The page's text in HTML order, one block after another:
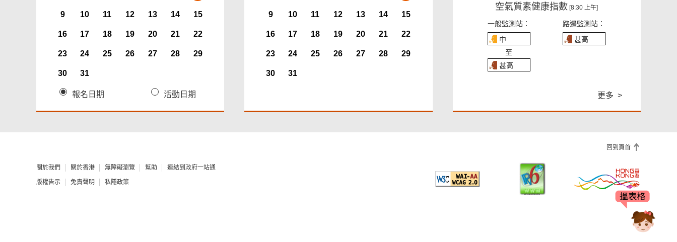
9 10 11 12 13 14 15
16 17 18 19 20 21 22
23 24 25 26 27 28 29
30 31
報名日期 活動日期
9 10 11 12 13 14 15
16 17 18 19 20 21 22
23 24 25 26 27 28 29
30 31
空氣質素健康指數 [8:30 上午]
一般監測站：
中
至
甚高
路邊監測站：
甚高
更多 >
回到頁首
關於我們 關於香港 無障礙瀏覽 幫助 連結到政府一站通
版權告示 免責聲明 私隱政策